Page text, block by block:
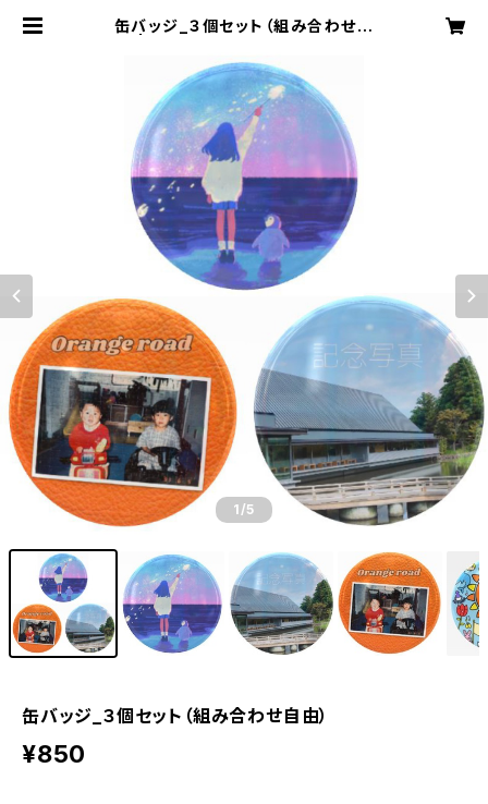
缶バッジ_３個セット（組み合わせ自
1 /5
缶バッジ_３個セット（組み合わせ自由）
¥850